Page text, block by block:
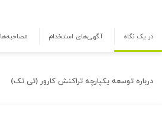
در یک نگاه آگهی‌های استخدام مصاحبه‌ها
درباره توسعه یکپارچه تراکنش کارور (تی تک)